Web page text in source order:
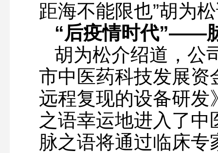
距海不能限也”胡为
“后疫情时代”——
胡为松介绍道，公
市中医药科技发展
远程复现的设备研发
之语幸运地进入了
脉之语将通过临床专